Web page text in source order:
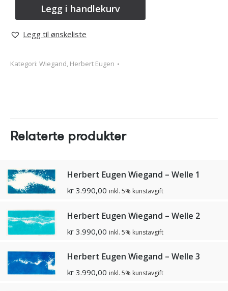
Legg i handlekurv
Legg til ønskeliste
Kategori: Wiegand, Herbert Eugen
Relaterte produkter
Herbert Eugen Wiegand – Welle 1
kr 3.990,00 inkl. 5% kunstavgift
Herbert Eugen Wiegand – Welle 2
kr 3.990,00 inkl. 5% kunstavgift
Herbert Eugen Wiegand – Welle 3
kr 3.990,00 inkl. 5% kunstavgift